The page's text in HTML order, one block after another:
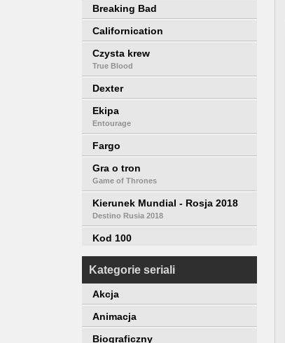
Breaking Bad
Californication
Czysta krew
True Blood
Dexter
Ekipa
Entourage
Fargo
Gra o tron
Game of Thrones
Kierunek Mundial - Rosja 2018
Destino Rusia 2018
Kod 100
Mad Men
Miasteczko Twin Peaks
Młody papież
Kategorie seriali
Akcja
Animacja
Biograficzny